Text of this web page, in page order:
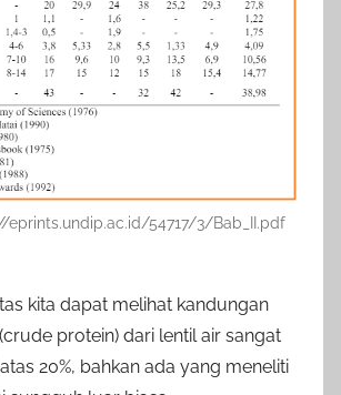
eprints.undip.ac.id/54717/3/Bab_II.pdf
kita dapat melihat kandungan
protein) dari lentil air sangat
20%, bahkan ada yang meneliti